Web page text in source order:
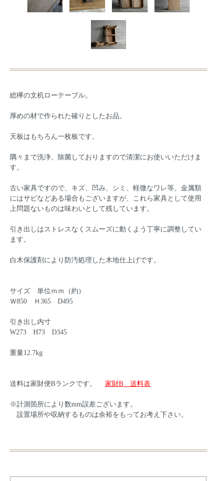
総欅の文机ローテーブル。
厚めの材で作られた確りとしたお品。
天板はもちろん一枚板です。
隅々まで洗浄、除菌しておりますので清潔にお使いいただけま
す。
古い家具ですので、キズ、凹み、シミ、軽微なワレ等。金属類
にはサビなどある場合もございますが、これら家具として使用
上問題ないものは味わいとして残しています。
引き出しはストレスなくスムーズに動くよう丁寧に調整してい
ます。
白木保護剤により防汚処理した木地仕上げです。
サイズ 単位ｍｍ（約）
Ｗ850 Ｈ365 D495
引き出し内寸
W273 H73 D345
重量12.7kg
送料は家財便Bランクです。 家財B 送料表
※計測箇所により数mm誤差ございます。
設置場所や収納するものは余裕をもってお考え下さい。